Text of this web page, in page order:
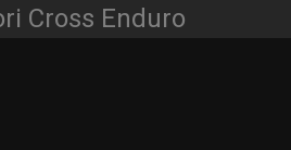
Cross Enduro